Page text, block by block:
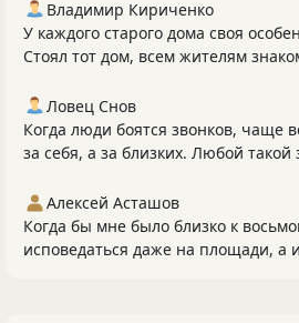
Владимир Кириченко
У каждого старого дома своя
Стоял тот дом, всем жителям
Ловец Снов
Когда люди боятся звонков, чаще
за себя, а за близких. Любой такой
Алексей Асташов
Когда бы мне было близко к
исповедаться даже на площади, а